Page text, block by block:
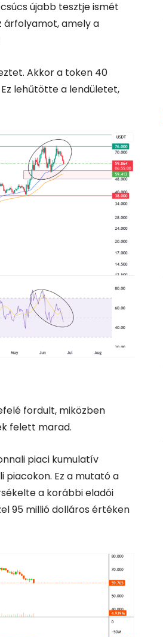
újabb tesztje ismét
árfolyamot, amely a
Akkor a token 40
lehűtötte a lendületet,
fordult, miközben
felett marad.
piaci kumulatív
piacokon. Ez a mutató a
a korábbi eladói
95 millió dolláros értéken